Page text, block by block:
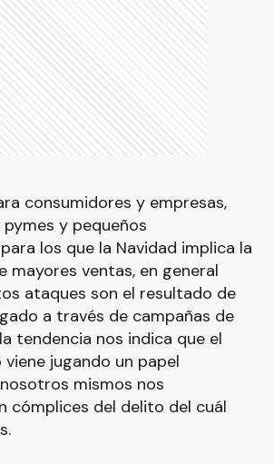
consumidores y empresas,
y pequeños
los que la Navidad implica la
mayores ventas, en general
ataques son el resultado de
a través de campañas de
tendencia nos indica que el
jugando un papel
mismos nos
cómplices del delito del cuál